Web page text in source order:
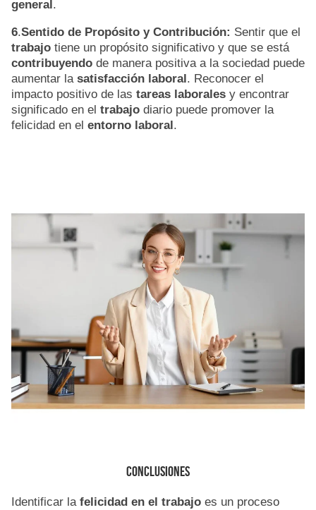
general .
6.Sentido de Propósito y Contribución: Sentir que el
trabajo tiene un propósito significativo y que se está
contribuyendo de manera positiva a la sociedad puede
aumentar la satisfacción laboral. Reconocer el
impacto positivo de las tareas laborales y encontrar
significado en el trabajo diario puede promover la
felicidad en el entorno laboral.
conclusiones
Identificar lafelicidad en el trabajo es un proceso